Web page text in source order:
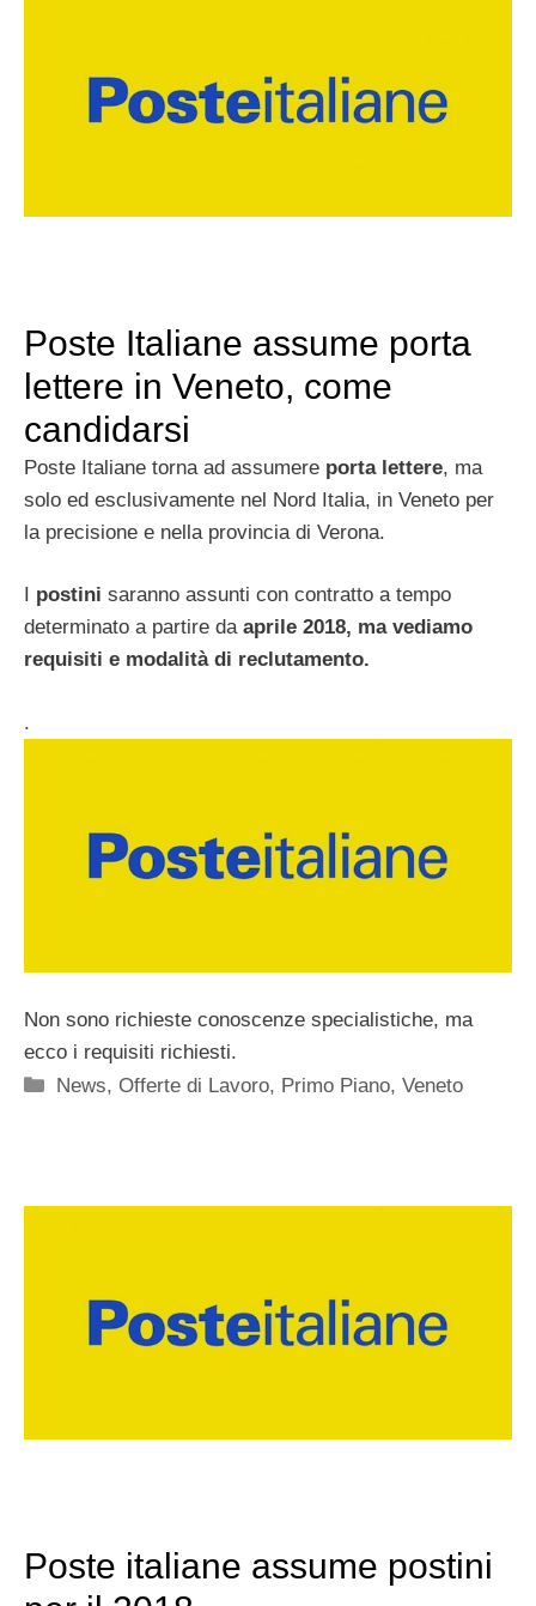
Poste Italiane assume porta
lettere in Veneto, come
candidarsi
Poste Italiane torna ad assumere porta lettere, ma
solo ed esclusivamente nel Nord Italia, in Veneto per
la precisione e nella provincia di Verona.
postini saranno assunti con contratto a tempo
determinato a partire da aprile 2018, ma vediamo
requisiti e modalità di reclutamento.
.
Non sono richieste conoscenze specialistiche, ma
ecco i requisiti richiesti.
Categorie
News,Offerte di Lavoro, Primo Piano,Veneto
Poste italiane assume postini